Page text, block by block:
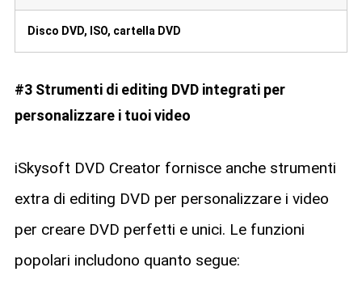
Disco DVD, ISO, cartella DVD
#3 Strumenti di editing DVD integrati per
personalizzare i tuoi video
iSkysoft DVD Creator fornisce anche strumenti
extra di editing DVD per personalizzare i video
per creare DVD perfetti e unici. Le funzioni
popolari includono quanto segue: